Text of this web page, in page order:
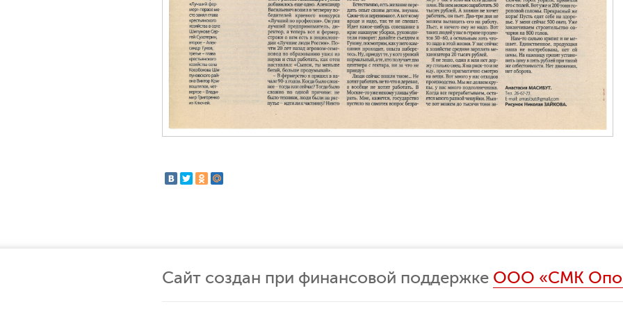
Сайт создан при финансовой поддержке ООО «СМК